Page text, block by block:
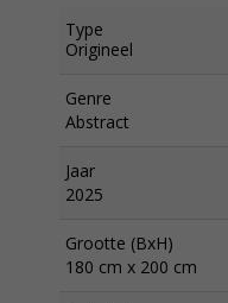
Type
Origineel
Genre
Abstract
Jaar
2025
Grootte (BxH)
180 cm x 200 cm